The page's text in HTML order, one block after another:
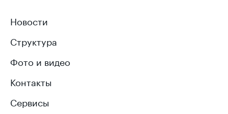
Новости
Структура
Фото и видео
Контакты
Сервисы